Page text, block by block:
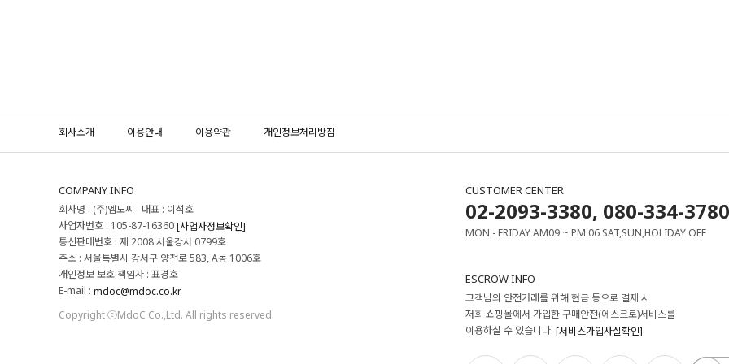
회사소개 이용안내 이용약관 개인정보처리방침
COMPANY INFO
회사명 : (주)엠도씨 대표 : 이석호
사업자번호 : 105-87-16360[사업자정보확인]
통신판매번호 : 제 2008 서울강서 0799호
주소 : 서울특별시 강서구 양천로 583, A동 1006호
개인정보 보호 책임자 : 표경호
E-mail : mdoc@mdoc.co.kr
Copyright ⓒMdoC Co.,Ltd. All rights reserved.
CUSTOMER CENTER
02-2093-3380, 080-334-3780
MON - FRIDAY AM09 ~ PM 06 SAT,SUN,HOLIDAY OFF
ESCROW INFO
고객님의 안전거래를 위해 현금 등으로 결제 시
저희 쇼핑몰에서 가입한 구매안전(에스크로)서비스를
이용하실 수 있습니다. [서비스가입사실확인]